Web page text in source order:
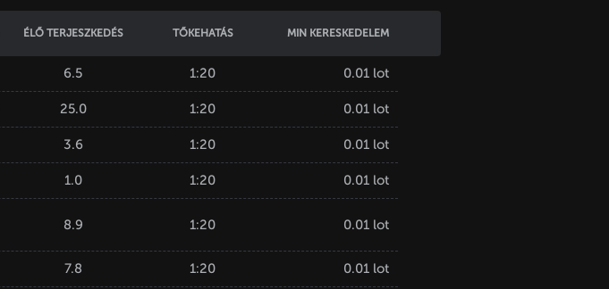
ÉLŐ TERJESZKEDÉS TŐKEHATÁS MIN KERESKEDELEM
6.5 1:20 0.01 lot
25.0 1:20 0.01 lot
3.6 1:20 0.01 lot
1.0 1:20 0.01 lot
8.9 1:20 0.01 lot
7.8 1:20 0.01 lot